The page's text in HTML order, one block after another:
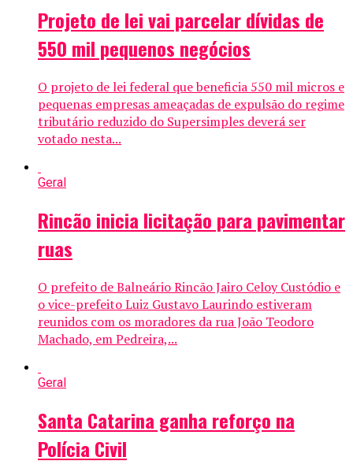
Projeto de lei vai parcelar dívidas de
550 mil pequenos negócios
O projeto de lei federal que beneficia 550 mil micros e
pequenas empresas ameaçadas de expulsão do regime
tributário reduzido do Supersimples deverá ser
votado nesta...
Geral
Rincão inicia licitação para pavimentar
ruas
O prefeito de Balneário Rincão Jairo Celoy Custódio e
o vice-prefeito Luiz Gustavo Laurindo estiveram
reunidos com os moradores da rua João Teodoro
Machado, em Pedreira,...
Geral
Santa Catarina ganha reforço na
Polícia Civil